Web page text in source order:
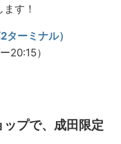
す！
ーミナル）
20:15）
ップで、成田限定